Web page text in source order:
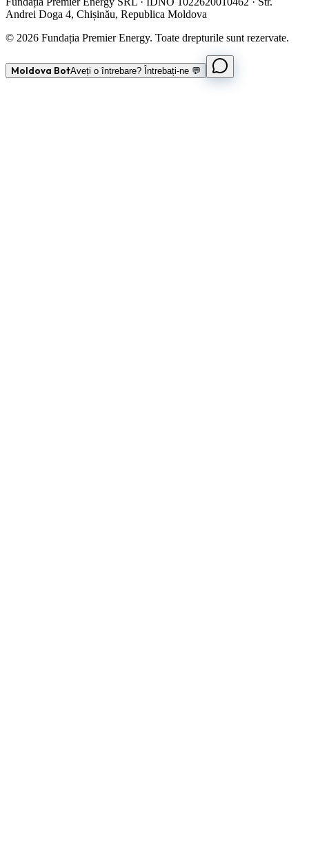
Andrei Doga 4, Chișinău, Republica Moldova
© 2026 Fundația Premier Energy. Toate drepturile sunt rezervate.
Moldova BotAveți o întrebare? Întrebați-ne 💬